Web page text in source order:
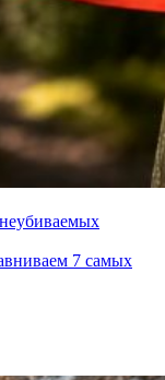
7 самых